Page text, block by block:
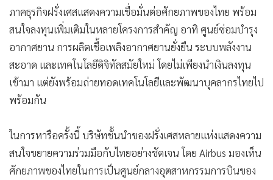
ภาคธุรกิจฝรั่งเศสแสดงความเชื่อมั่นต่อศักยภาพของไทย พร้อม
สนใจลงทุนเพิ่มเติมในหลายโครงการสำคัญ อาทิ ศูนย์ซ่อมบำรุง
อากาศยาน การผลิตเชื้อเพลิงอากาศยานยั่งยืน ระบบพลังงาน
สะอาด และเทคโนโลยีดิจิทัลสมัยใหม่ โดยไม่เพียงนำเงินลงทุน
เข้ามา แต่ยังพร้อมถ่ายทอดเทคโนโลยีและพัฒนาบุคลากรไทยไป
พร้อมกัน
ในการหารือครั้งนี้ บริษัทชั้นนำของฝรั่งเศสหลายแห่งแสดงความ
สนใจขยายความร่วมมือกับไทยอย่างชัดเจน โดย Airbus มองเห็น
ศักยภาพของไทยในการเป็นศูนย์กลางอุตสาหกรรมการบินของ